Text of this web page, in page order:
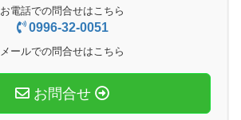
お電話での問合せはこちら
0996-32-0051
メールでの問合せはこちら
お問合せ